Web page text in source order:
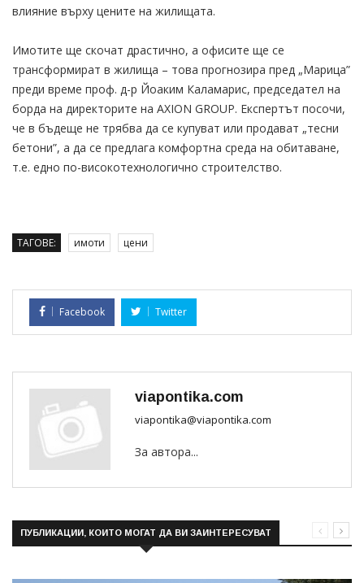
влияние върху цените на жилищата.
Имотите ще скочат драстично, а офисите ще се
трансформират в жилища – това прогнозира пред „Марица”
преди време проф. д-р Йоаким Каламарис, председател на
борда на директорите на AXION GROUP. Експертът посочи,
че в бъдеще не трябва да се купуват или продават „тесни
бетони”, а да се предлага комфортна среда на обитаване,
т.е. едно по-високотехнологично строителство.
ТАГОВЕ: имоти цени
Facebook Twitter
viapontika.com
viapontika@viapontika.com
За автора...
ПУБЛИКАЦИИ, КОИТО МОГАТ ДА ВИ ЗАИНТЕРЕСУВАТ